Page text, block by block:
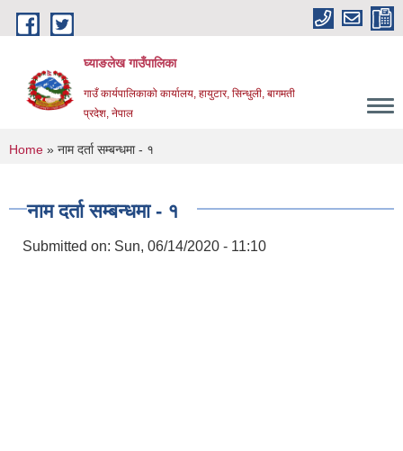
Skip to main content
घ्याङलेख गाउँपालिका
गाउँ कार्यपालिकाको कार्यालय, हायुटार, सिन्धुली, बागमती
प्रदेश, नेपाल
You are here
Home » नाम दर्ता सम्बन्धमा - १
नाम दर्ता सम्बन्धमा - १
Submitted on: Sun, 06/14/2020 - 11:10